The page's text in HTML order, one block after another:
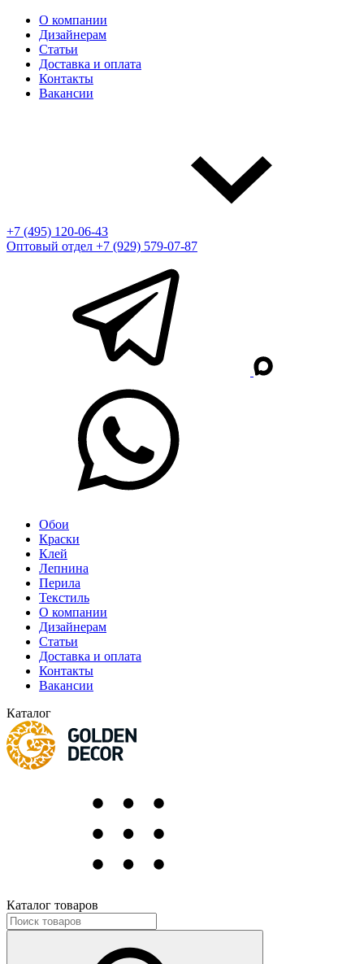
О компании
Дизайнерам
Статьи
Доставка и оплата
Контакты
Вакансии
+7 (495) 120-06-43
Оптовый отдел +7 (929) 579-07-87
Обои
Краски
Клей
Лепнина
Перила
Текстиль
О компании
Дизайнерам
Статьи
Доставка и оплата
Контакты
Вакансии
Каталог
Каталог товаров